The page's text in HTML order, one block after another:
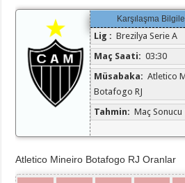
Mineiro
Karşılaşma
Lig : Brezilya Serie A
Maç Saati: 03:30
Müsabaka: Atletico
Botafogo RJ
Tahmin: Maç Sonucu
Atletico Mineiro Botafogo RJ Oranlar